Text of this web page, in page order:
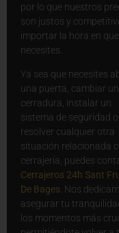
por lo que nuestros
son justos y
importar la hora en
necesites.
Ya sea que necesites
una puerta, cambiar
cerradura, instalar un
sistema de seguridad o
resolver cualquier otra
situación relacionada
cerrajería, puedes
Cerrajeros 24h Sant
De Bages . Nos
asegurar tu
los momentos más